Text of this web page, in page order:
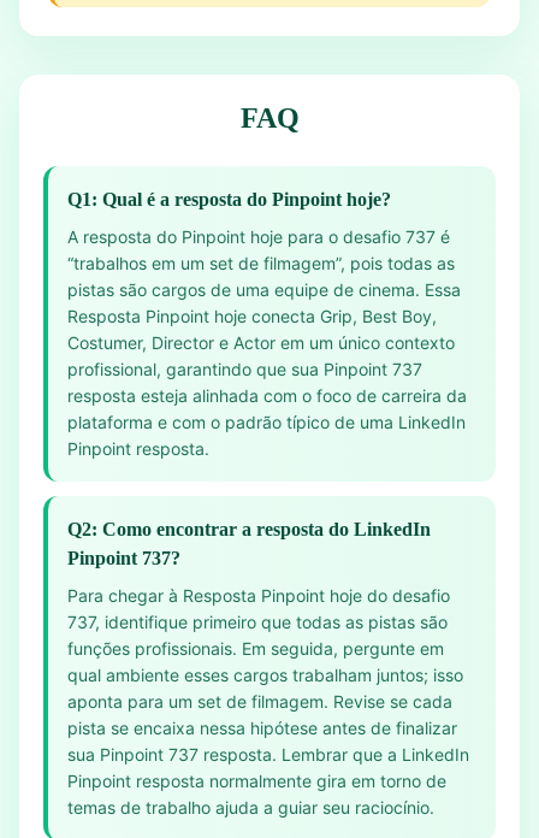
FAQ
Q1: Qual é a resposta do Pinpoint hoje?
A resposta do Pinpoint hoje para o desafio 737 é
“trabalhos em um set de filmagem”, pois todas as
pistas são cargos de uma equipe de cinema. Essa
Resposta Pinpoint hoje conecta Grip, Best Boy,
Costumer, Director e Actor em um único contexto
profissional, garantindo que sua Pinpoint 737
resposta esteja alinhada com o foco de carreira da
plataforma e com o padrão típico de uma LinkedIn
Pinpoint resposta.
Q2: Como encontrar a resposta do LinkedIn
Pinpoint 737?
Para chegar à Resposta Pinpoint hoje do desafio
737, identifique primeiro que todas as pistas são
funções profissionais. Em seguida, pergunte em
qual ambiente esses cargos trabalham juntos; isso
aponta para um set de filmagem. Revise se cada
pista se encaixa nessa hipótese antes de finalizar
sua Pinpoint 737 resposta. Lembrar que a LinkedIn
Pinpoint resposta normalmente gira em torno de
temas de trabalho ajuda a guiar seu raciocínio.